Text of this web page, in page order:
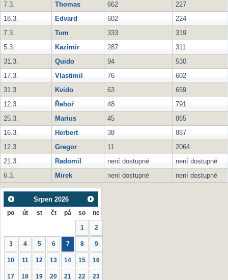
7.3.
Thomas 662
227
18.3.
Edvard 602
224
7.3.
Tom 333
319
5.3.
Kazimír 287
311
31.3.
Quido 94
530
17.3.
Vlastimil 76
602
31.3.
Kvido 63
659
12.3.
Řehoř 48
791
25.3.
Marius 45
865
16.3.
Herbert 38
887
12.3.
Gregor 11
2064
21.3.
Radomil není dostupné
není dostupné
6.3.
Mirek není dostupné není dostupné
Srpen 2026
po út st čt pá so ne
1 2
3 4 5 6 7 8 9
10 11 12 13 14 15 16
17 18 19 20 21 22 23